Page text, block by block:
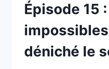
Épisode 15
impossibles
déniché le